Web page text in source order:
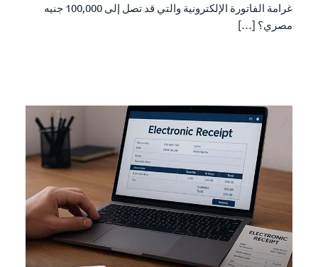
غرامة الفاتورة الإلكترونية والتي قد تصل إلى 100,000 جنيه
مصري؟ […]